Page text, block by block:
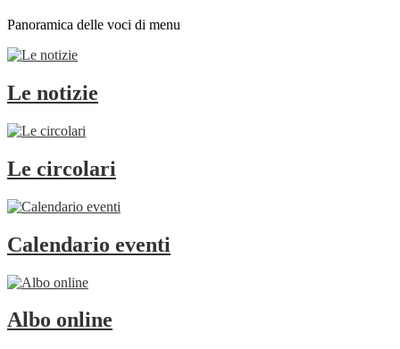
Panoramica delle voci di menu
Le notizie
Le circolari
Calendario eventi
Albo online